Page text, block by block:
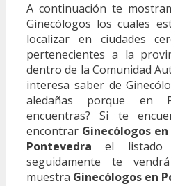
A continuación te
Ginecólogos los cuales
localizar en ciudades
pertenecientes a la
dentro de la Comunidad
interesa saber de
aledañas porque en
encuentras? Si te
encontrar Ginecólogos
Pontevedra el listado
seguidamente te
muestra Ginecólogos en